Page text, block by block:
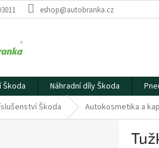
eshop@autobranka.cz
Škoda Náhradní díly Škoda
Škoda Autokosmetika a